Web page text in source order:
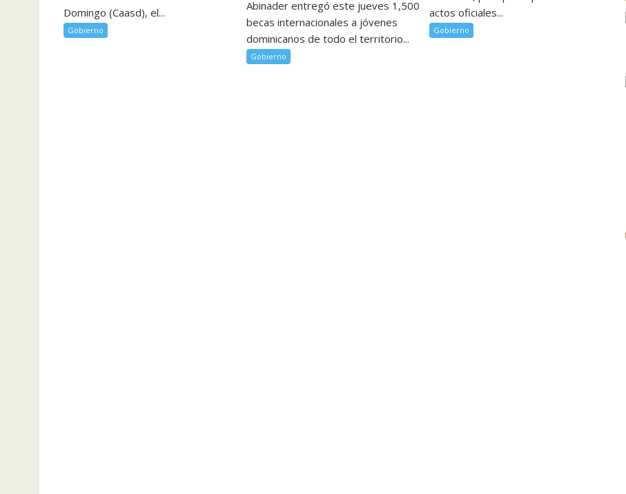
Domingo (Caasd), el...
Gobierno
Abinader entregó este jueves 1,500
becas internacionales a jóvenes
dominicanos de todo el territorio...
Gobierno
actos oficiales...
Gobierno